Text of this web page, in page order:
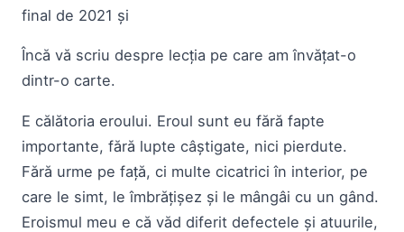
final de 2021 și
Încă vă scriu despre lecția pe care am învățat-o
dintr-o carte.
E călătoria eroului. Eroul sunt eu fără fapte
importante, fără lupte câștigate, nici pierdute.
Fără urme pe față, ci multe cicatrici în interior, pe
care le simt, le îmbrățișez și le mângâi cu un gând.
Eroismul meu e că văd diferit defectele și atuurile,